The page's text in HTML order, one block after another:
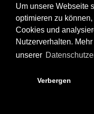
Um unsere Webseite
optimieren zu
Cookies und
Nutzerverhalten.
unserer
Verbergen